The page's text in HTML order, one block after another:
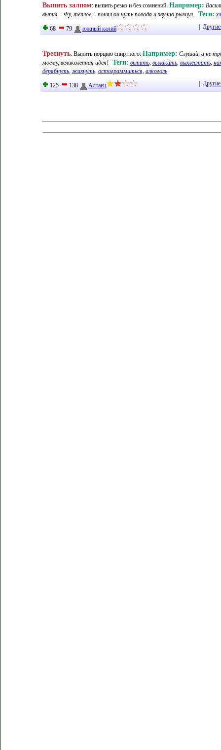
Выпить залпом: выпить резко и без сомнений. Например:
выпил. - Фу, тёплое, - понял он чуть погодя и звучно рыгнул.
Теги:
68 79 южный калий
Треснуть: Выпить порцию спиртного. Например: Слушай, а не
моему, великолепная идея!
Теги: выпить, вылакать, выхлестать,
дерябнуть, жахнуть, остограммиться, алкоголь
125 138 Алтаец